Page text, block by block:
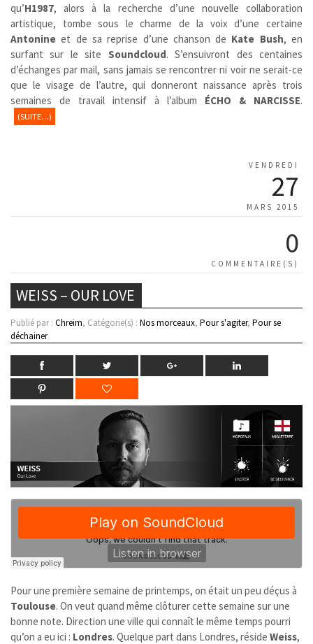
qu’H1987, alors à la recherche d’une nouvelle collaboration
artistique, tombe sous le charme de la voix d’une certaine
Antonine et de sa reprise d’une chanson de Kate Bush, en
surfant sur le site Soundcloud. S’ensuivront des centaines
d’échanges par mail, sans jamais se rencontrer ni voir ne serait-ce
que le visage de l’autre, qui donneront naissance après trois
semaines de travail intensif à l’album ÉCHO & NARCISSE.
(SUITE…)
VENDREDI
27
MARS 2015
0
COMMENTAIRE(S)
WEISS – OUR LOVE
Publié par : Chreim, Catégorie(s) : Nos morceaux, Pour s'agiter, Pour se
déchainer
Pour une première semaine de printemps, on était un peu déçus à
Toulouse. On veut quand même clôturer cette semaine sur une
bonne note. Direction une ville qui connaît le même temps pourri
qu’on a eu ici : Londres. Quelque part dans Londres, réside Weiss,